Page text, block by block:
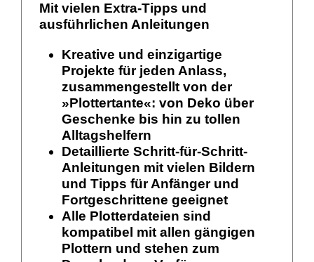
Mit vielen Extra-Tipps und
ausführlichen Anleitungen
Kreative und einzigartige
Projekte für jeden Anlass,
zusammengestellt von der
»Plottertante«: von Deko über
Geschenke bis hin zu tollen
Alltagshelfern
Detaillierte Schritt-für-Schritt-
Anleitungen mit vielen Bildern
und Tipps für Anfänger und
Fortgeschrittene geeignet
Alle Plotterdateien sind
kompatibel mit allen gängigen
Plottern und stehen zum